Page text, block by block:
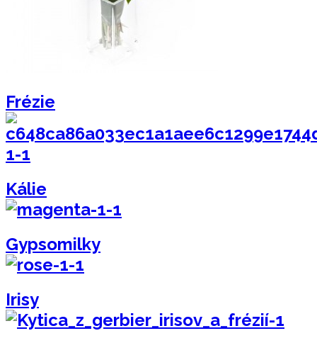
Frézie
Kálie
Gypsomilky
Irisy